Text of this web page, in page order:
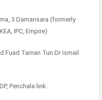
3 Damansara (formerly
IPC, Empire)
Taman Tun Dr Ismail
Penchala link.